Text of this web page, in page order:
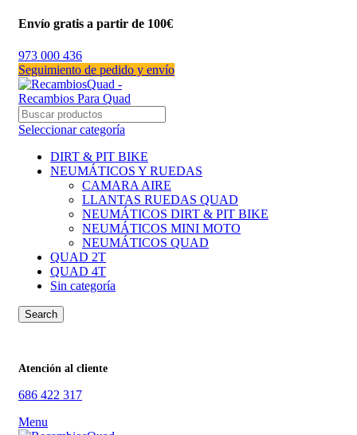
Envío gratis a partir de 100€
973 000 436
Seguimiento de pedido y envío
Seleccionar categoría
DIRT & PIT BIKE
NEUMÁTICOS Y RUEDAS
CAMARA AIRE
LLANTAS RUEDAS QUAD
NEUMÁTICOS DIRT & PIT BIKE
NEUMÁTICOS MINI MOTO
NEUMÁTICOS QUAD
QUAD 2T
QUAD 4T
Sin categoría
Search
Atención al cliente
686 422 317
Menu